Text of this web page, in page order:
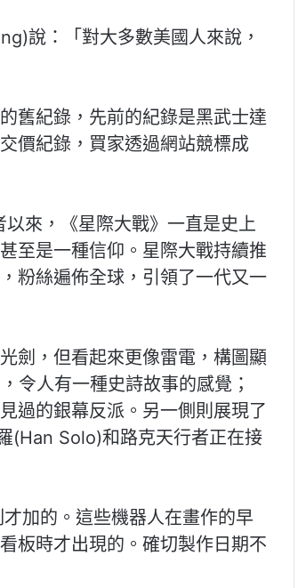
說：「對大多數美國人來說，
舊紀錄，先前的紀錄是黑武士達
價紀錄，買家透過網站競標成
來，《星際大戰》一直是史上
至是一種信仰。星際大戰持續推
粉絲遍佈全球，引領了一代又一
劍，但看起來更像雷電，構圖顯
令人有一種史詩故事的感覺；
過的銀幕反派。另一側則展現了
(Han Solo)和路克天行者正在接
加的。這些機器人在畫作的早
板時才出現的。確切製作日期不